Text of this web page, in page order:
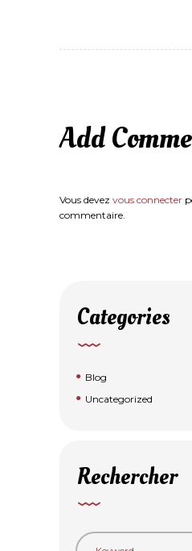
Add
Vous devez vous connecter
commentaire.
Categories
Blog
Uncategorized
Rechercher